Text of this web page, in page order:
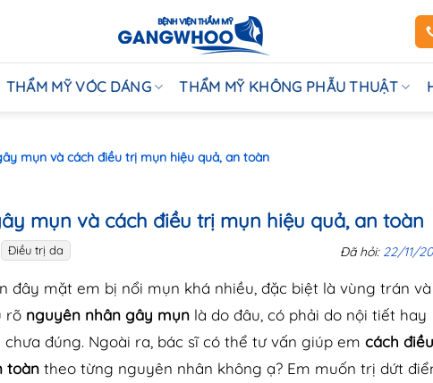
THẨM MỸ VÓC DÁNG THẨM MỸ KHÔNG PHẪU THUẬT
mụn và cách điều trị mụn hiệu quả, an toàn
mụn và cách điều trị mụn hiệu quả, an toàn
Điều trị da Đã hỏi: 22/11/
đây mặt em bị nổi mụn khá nhiều, đặc biệt là vùng trán và
rõ nguyên nhân gây mụn là do đâu, có phải do nội tiết hay
đúng. Ngoài ra, bác sĩ có thể tư vấn giúp em cách điều
toàn theo từng nguyên nhân không ạ? Em muốn trị dứt